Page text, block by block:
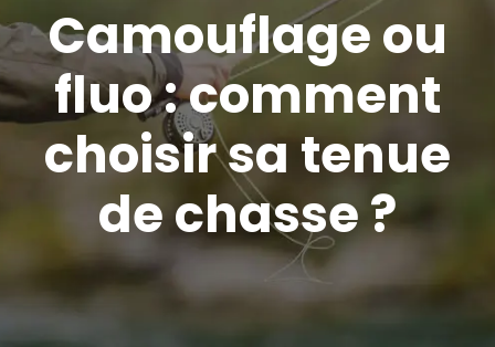
Camouflage ou
fluo : comment
choisir sa tenue
de chasse ?